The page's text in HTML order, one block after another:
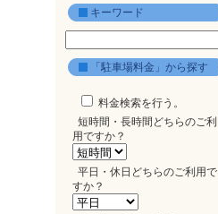
キーワード
「駐車場料金」から探す
料金検索を行う。
短時間・長時間どちらのご利
用ですか？
平日・休日どちらのご利用で
すか？